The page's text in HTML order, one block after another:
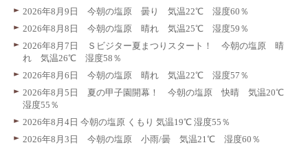
2026年8月9日 今朝の塩原 曇り 気温22℃ 湿度60％
2026年8月8日 今朝の塩原 晴れ 気温25℃ 湿度59％
2026年8月7日 Ｓビジター夏まつりスタート！ 今朝の塩原 晴
れ 気温26℃ 湿度58％
2026年8月6日 今朝の塩原 晴れ 気温22℃ 湿度57％
2026年8月5日 夏の甲子園開幕！ 今朝の塩原 快晴 気温20℃
湿度55％
2026年8月4日 今朝の塩原 くもり 気温19℃ 湿度55％
2026年8月3日 今朝の塩原 小雨/曇 気温21℃ 湿度60％